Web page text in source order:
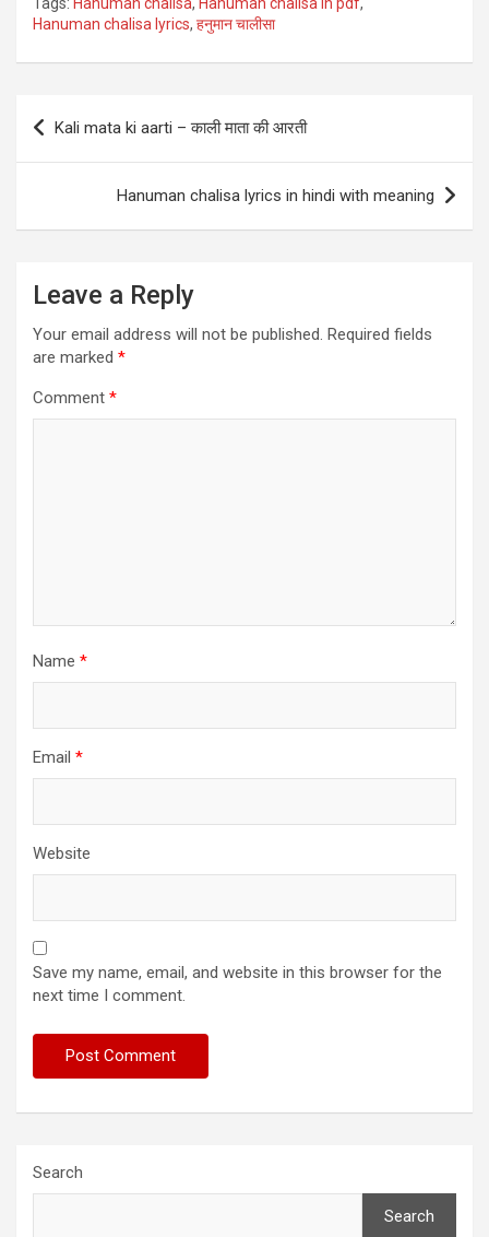
ce
b
o
k
ail er
es
tt
er
at
s
p
p
ar
e
Tags: Hanuman chalisa, Hanuman chalisa in pdf,
Hanuman chalisa lyrics, हनुमान चालीसा
Post
navigation
Kali mata ki aarti – काली माता की आरती
Hanuman chalisa lyrics in hindi with meaning
Leave a Reply
Your email address will not be published. Required fields
are marked *
Comment *
Name *
Email *
Website
Save my name, email, and website in this browser for the
next time I comment.
Search
Search